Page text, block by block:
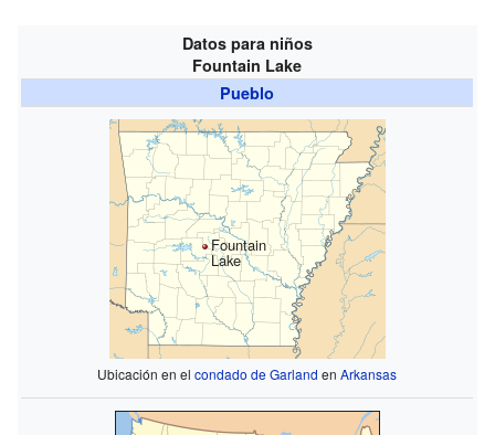
Datos para niños
Fountain Lake
Pueblo
Fountain
Lake
Ubicación en elcondado de Garland enArkansas